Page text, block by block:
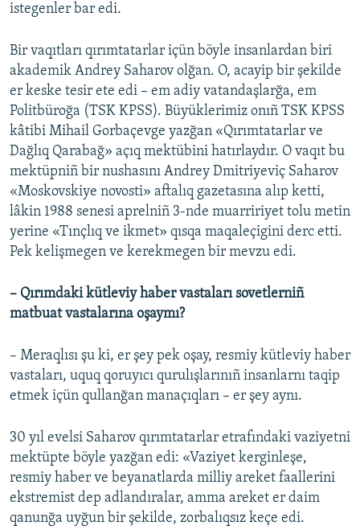
istegenler bar edi.
Bir vaqıtları qırımtatarlar içün böyle insanlardan biri
akademik Andrey Saharov olğan. O, acayip bir şekilde
er keske tesir ete edi – em adiy vatandaşlarğa, em
Politbüroğa (TSK KPSS). Büyüklerimiz onıñ TSK KPSS
kâtibi Mihail Gorbaçevge yazğan «Qırımtatarlar ve
Dağlıq Qarabağ» açıq mektübini hatırlaydır. O vaqıt bu
mektüpniñ bir nushasını Andrey Dmitriyeviç Saharov
«Moskovskiye novosti» aftalıq gazetasına alıp ketti,
lâkin 1988 senesi aprelniñ 3-nde muarririyet tolu metin
yerine «Tınçlıq ve ikmet» qısqa maqaleçigini derc etti.
Pek kelişmegen ve kerekmegen bir mevzu edi.
– Qırımdaki kütleviy haber vastaları sovetlerniñ
matbuat vastalarına oşaymı?
– Meraqlısı şu ki, er şey pek oşay, resmiy kütleviy haber
vastaları, uquq qoruyıcı qurulışlarınıñ insanlarnı taqip
etmek içün qullanğan manaçıqları – er şey aynı.
30 yıl evelsi Saharov qırımtatarlar etrafındaki vaziyetni
mektüpte böyle yazğan edi: «Vaziyet kerginleşe,
resmiy haber ve beyanatlarda milliy areket faallerini
ekstremist dep adlandıralar, amma areket er daim
qanunğa uyğun bir şekilde, zorbalıqsız keçe edi.